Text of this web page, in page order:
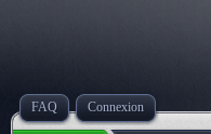
FAQ Connexion